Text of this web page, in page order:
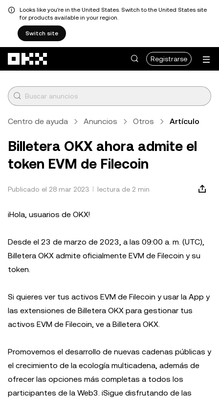
Looks like you're in the United States. Switch to the United States site
for products available in your region.
Switch site
Registrarse
Centro de ayuda Anuncios Otros Artículo
Billetera OKX ahora admite el
token EVM de Filecoin
Publicado el 28 mar 2023 lectura de 2 min
¡Hola, usuarios de OKX!
Desde el 23 de marzo de 2023, a las 09:00 a. m. (UTC),
Billetera OKX admite oficialmente EVM de Filecoin y su
token.
Si quieres ver tus activos EVM de Filecoin y usar la App y
las extensiones de Billetera OKX para gestionar tus
activos EVM de Filecoin, ve a Billetera OKX.
Promovemos el desarrollo de nuevas cadenas públicas y
el crecimiento de la ecología multicadena, además de
ofrecer las opciones más completas a todos los
participantes de la Web3. ¡Sigue disfrutando de las